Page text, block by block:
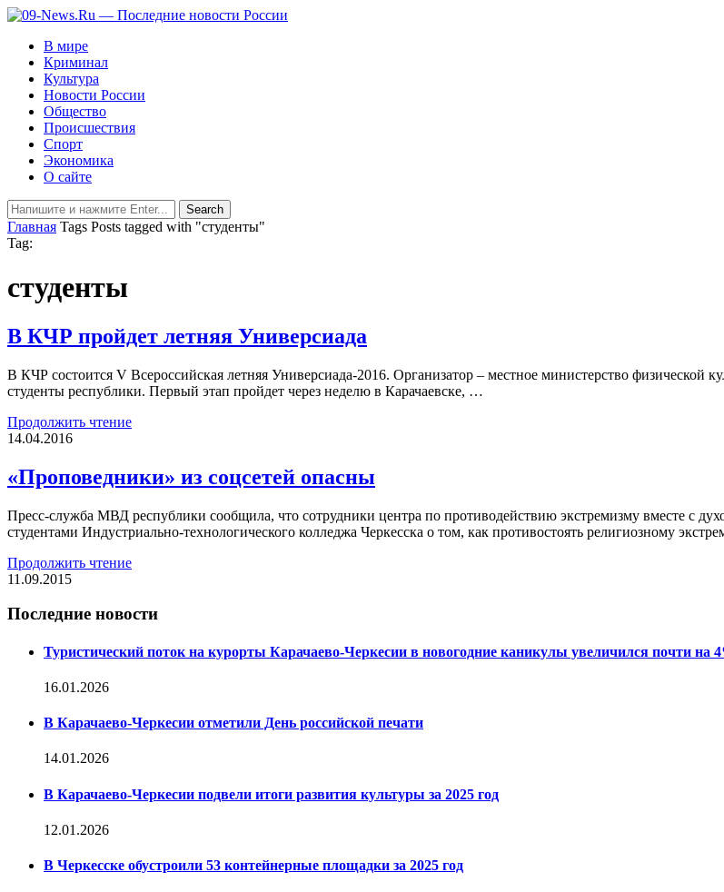
В мире
Криминал
Культура
Новости России
Общество
Происшествия
Спорт
Экономика
О сайте
Главная Tags Posts tagged with "студенты"
Tag:
студенты
В КЧР пройдет летняя Универсиада
В КЧР состоится V Всероссийская летняя Универсиада-2016. Организатор – местное министерство физической
студенты республики. Первый этап пройдет через неделю в Карачаевске, …
Продолжить чтение
14.04.2016
«Проповедники» из соцсетей опасны
Пресс-служба МВД республики сообщила, что сотрудники центра по противодействию экстремизму вместе с
студентами Индустриально-технологического колледжа Черкесска о том, как противостоять религиозному
Продолжить чтение
11.09.2015
Последние новости
Туристический поток на курорты Карачаево-Черкесии в новогодние каникулы увеличился почти на
16.01.2026
В Карачаево-Черкесии отметили День российской печати
14.01.2026
В Карачаево-Черкесии подвели итоги развития культуры за 2025 год
12.01.2026
В Черкесске обустроили 53 контейнерные площадки за 2025 год